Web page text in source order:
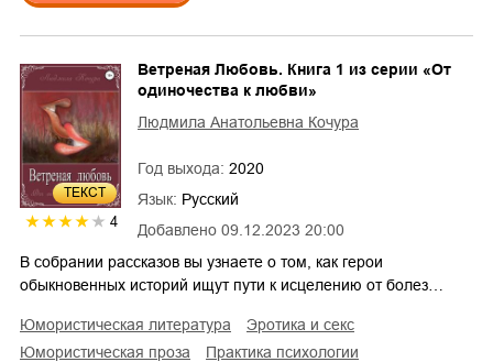
ТЕКСТ
4 Добавлено 09.12.2023 20:00
Ветреная Любовь. Книга 1 из серии «От
одиночества к любви»
Людмила Анатольевна Кочура
Год выхода: 2020
Язык: Русский
В собрании рассказов вы узнаете о том, как герои
обыкновенных историй ищут пути к исцелению от болез…
юмористическая литература
эротика и секс
юмористическая проза
практика психологии